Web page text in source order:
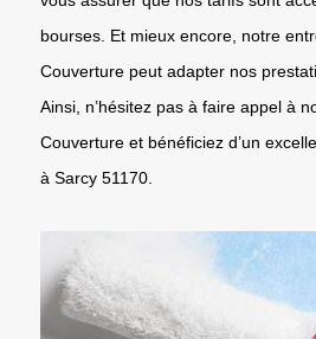
bourses. Et mieux encore, notre
Couverture peut adapter nos
Ainsi, n’hésitez pas à faire appel à
Couverture et bénéficiez d’un
à Sarcy 51170.